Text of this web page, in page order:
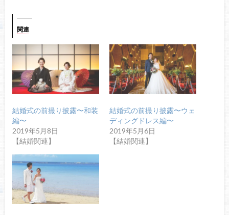
関連
結婚式の前撮り披露〜和装
編〜
2019年5月8日
【結婚関連】
結婚式の前撮り披露〜ウェ
ディングドレス編〜
2019年5月6日
【結婚関連】